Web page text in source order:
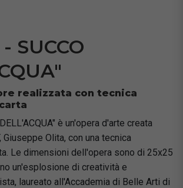
SUCCO
realizzata con tecnica
è un'opera d'arte creata
Giuseppe Olita, con una tecnica
Le dimensioni dell'opera sono di 25x25
un'esplosione di creatività e
laureato all'Accademia di Belle Arti di